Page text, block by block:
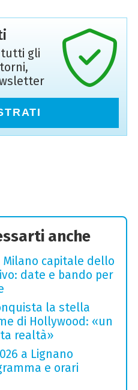
tutti gli
anche
Milano capitale dello
date e bando per
la stella
di Hollywood: «un
realtà»
a Lignano
e orari